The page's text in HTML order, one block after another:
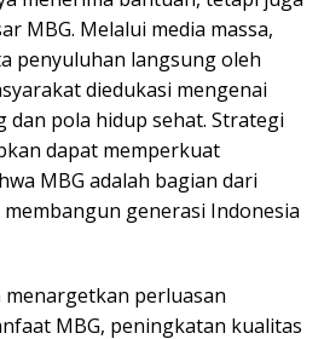
MBG. Melalui media massa,
penyuluhan langsung oleh
diedukasi mengenai
dan pola hidup sehat. Strategi
dapat memperkuat
MBG adalah bagian dari
generasi Indonesia
menargetkan perluasan
MBG, peningkatan kualitas